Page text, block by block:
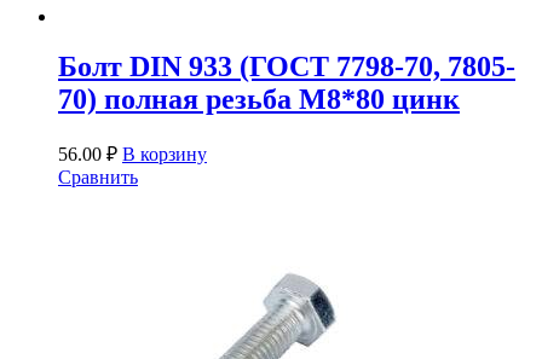
Болт DIN 933 (ГОСТ 7798-70, 7805-
70) полная резьба М8*80 цинк
56.00 ₽ В корзину
Сравнить